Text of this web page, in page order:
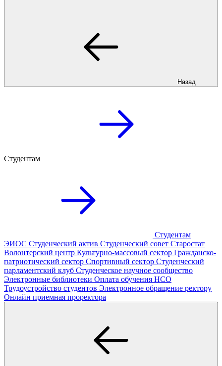
Назад
Студентам
Студентам
ЭИОС Студенческий актив Студенческий совет Старостат
Волонтерский центр Культурно-массовый сектор Гражданско-
патриотический сектор Спортивный сектор Студенческий
парламентский клуб Студенческое научное сообщество
Электронные библиотеки Оплата обучения НСО
Трудоустройство студентов Электронное обращение ректору
Онлайн приемная проректора